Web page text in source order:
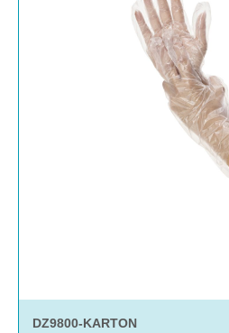
DZ9800-KARTON